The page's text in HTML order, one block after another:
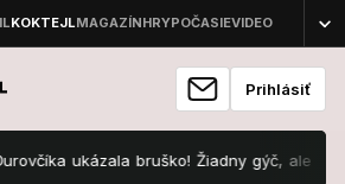
Prihlásiť
ukázala bruško! Žiadny gýč, ale...